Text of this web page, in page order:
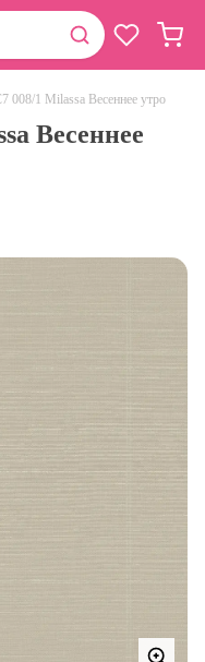
008/1 Milassa Весеннее утро
Весеннее